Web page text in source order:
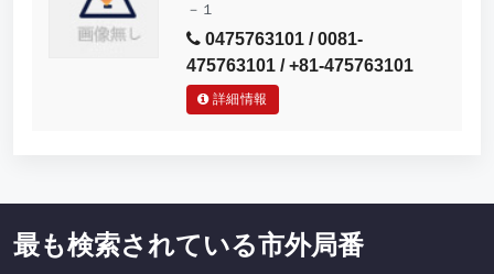
－１
0475763101 / 0081-
475763101 / +81-475763101
詳細情報
最も検索されている市外局番